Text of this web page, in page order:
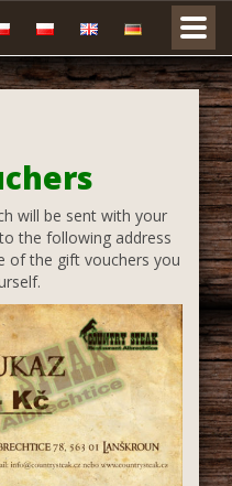
will be sent with your
the following address
of the gift vouchers you